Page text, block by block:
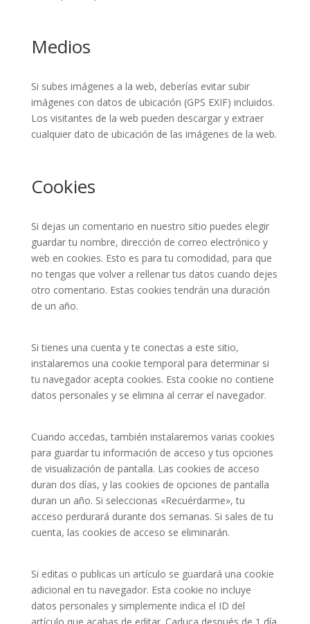
Medios
Si subes imágenes a la web, deberías evitar subir
imágenes con datos de ubicación (GPS EXIF) incluidos.
Los visitantes de la web pueden descargar y extraer
cualquier dato de ubicación de las imágenes de la web.
Cookies
Si dejas un comentario en nuestro sitio puedes elegir
guardar tu nombre, dirección de correo electrónico y
web en cookies. Esto es para tu comodidad, para que
no tengas que volver a rellenar tus datos cuando dejes
otro comentario. Estas cookies tendrán una duración
de un año.
Si tienes una cuenta y te conectas a este sitio,
instalaremos una cookie temporal para determinar si
tu navegador acepta cookies. Esta cookie no contiene
datos personales y se elimina al cerrar el navegador.
Cuando accedas, también instalaremos varias cookies
para guardar tu información de acceso y tus opciones
de visualización de pantalla. Las cookies de acceso
duran dos días, y las cookies de opciones de pantalla
duran un año. Si seleccionas «Recuérdarme», tu
acceso perdurará durante dos semanas. Si sales de tu
cuenta, las cookies de acceso se eliminarán.
Si editas o publicas un artículo se guardará una cookie
adicional en tu navegador. Esta cookie no incluye
datos personales y simplemente indica el ID del
artículo que acabas de editar. Caduca después de 1 día.